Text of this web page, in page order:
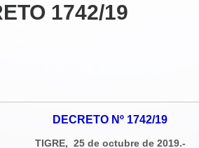
1742/19
DECRETO Nº 1742/19
TIGRE, 25 de octubre de 2019.-